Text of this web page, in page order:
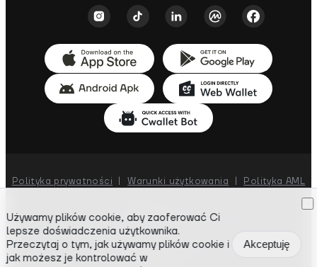
Polityka prywatności Warunki użytkowania Polityka AML
Dunajská 66, Bratislava, 811 08, Slovakia
Prawa autorskie ©2018-2026 Cwallet. Wszelkie prawa
zastrzeżone.
Używamy plików cookie, aby zaoferować Ci
lepsze doświadczenia użytkownika.
Przeczytaj o tym, jak używamy plików cookie i
jak możesz je kontrolować w
Akceptuję